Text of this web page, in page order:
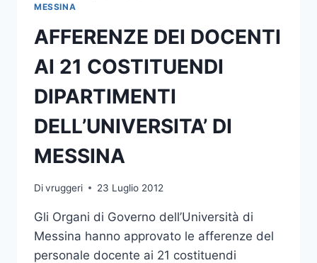
E
DEI
RAPPRESENTANTI
DEL
PERSONALE
TECNICO
-
AMMINISTRATIVO
IN
SENO
DIPARTIMENTI
MESSINA
AFFERENZE DEI DOCENTI
AI 21 COSTITUENDI
DIPARTIMENTI
DELL’UNIVERSITA’ DI
MESSINA
Divruggeri 23 Luglio 2012
Gli Organi di Governo dell’Università di
Messina hanno approvato le afferenze del
personale docente ai 21 costituendi